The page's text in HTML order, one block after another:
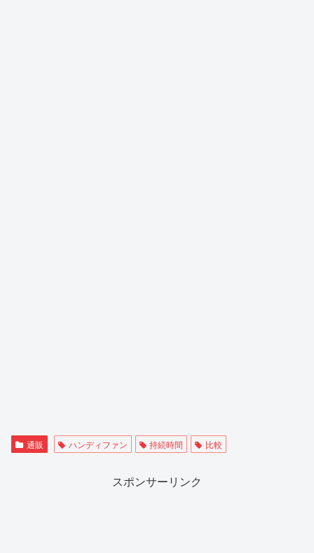
通販 ハンディファン 持続時間 比較
スポンサーリンク